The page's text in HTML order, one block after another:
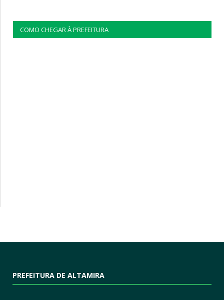
COMO CHEGAR À PREFEITURA
PREFEITURA DE ALTAMIRA